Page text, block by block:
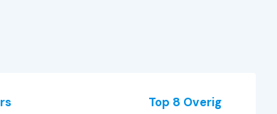
Top 8 Overig